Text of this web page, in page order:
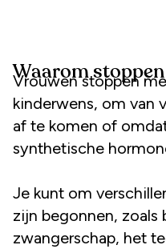
Waarom
Vrouwen stoppen met de pil vanwege een
kinderwens, om van
af te komen of
synthetische
Je kunt om
zijn begonnen,
zwangerschap, het